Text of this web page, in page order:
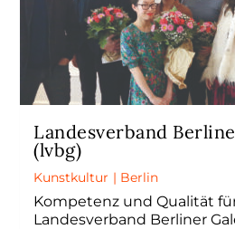
Landesverband
(lvbg)
Kunstkultur | Berlin
Kompetenz und Qualität
Landesverband Berliner